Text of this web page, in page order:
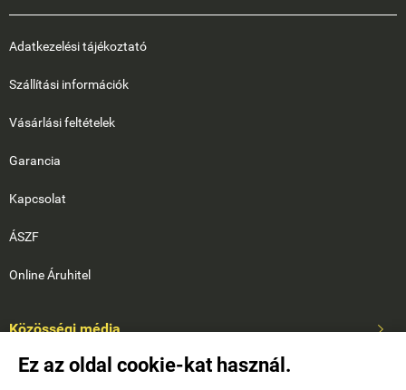
Ez az oldal cookie-kat használ.
Adatkezelési tájékoztató
Szállítási információk
Vásárlási feltételek
Garancia
Kapcsolat
ÁSZF
Online Áruhitel
Közösségi média 